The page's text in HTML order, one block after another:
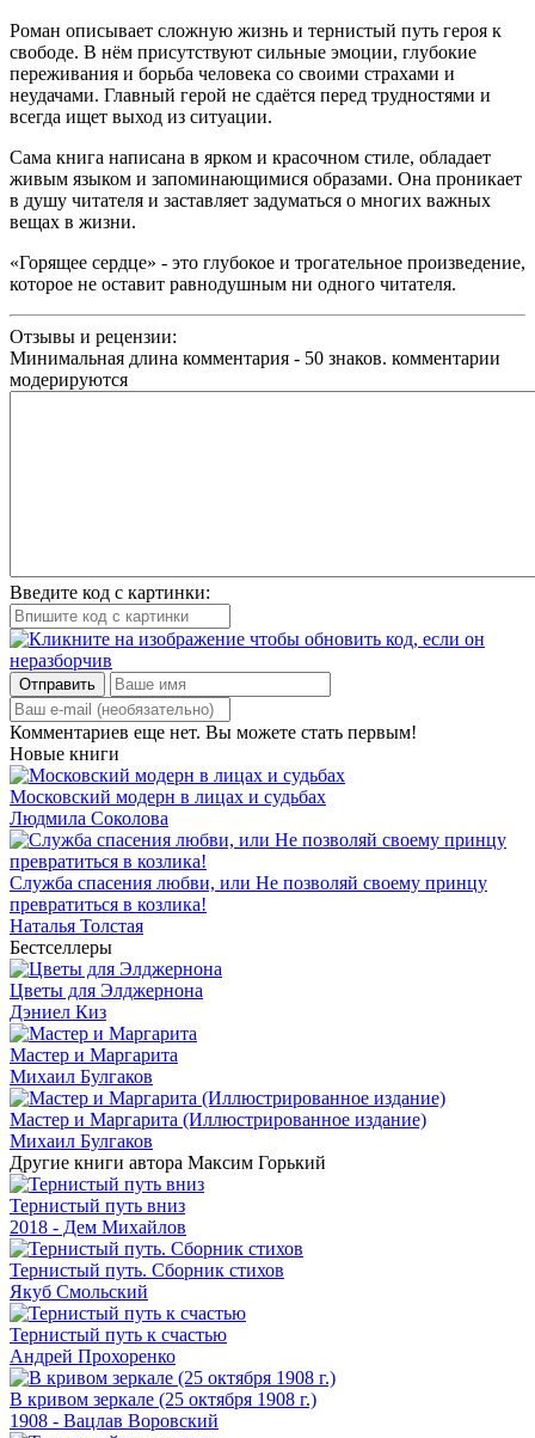
Роман описывает сложную жизнь и тернистый путь героя к
свободе. В нём присутствуют сильные эмоции, глубокие
переживания и борьба человека со своими страхами и
неудачами. Главный герой не сдаётся перед трудностями и
всегда ищет выход из ситуации.
Сама книга написана в ярком и красочном стиле, обладает
живым языком и запоминающимися образами. Она проникает
в душу читателя и заставляет задуматься о многих важных
вещах в жизни.
«Горящее сердце» - это глубокое и трогательное произведение,
которое не оставит равнодушным ни одного читателя.
Отзывы и рецензии:
Минимальная длина комментария - 50 знаков. комментарии
модерируются
Введите код с картинки:
Отправить
Комментариев еще нет. Вы можете стать первым!
Новые книги
Московский модерн в лицах и судьбах
Людмила Соколова
Служба спасения любви, или Не позволяй своему принцу
превратиться в козлика!
Наталья Толстая
Бестселлеры
Цветы для Элджернона
Дэниел Киз
Мастер и Маргарита
Михаил Булгаков
Мастер и Маргарита (Иллюстрированное издание)
Михаил Булгаков
Другие книги автора Максим Горький
Тернистый путь вниз
2018 - Дем Михайлов
Тернистый путь. Сборник стихов
Якуб Смольский
Тернистый путь к счастью
Андрей Прохоренко
В кривом зеркале (25 октября 1908 г.)
1908 - Вацлав Воровский